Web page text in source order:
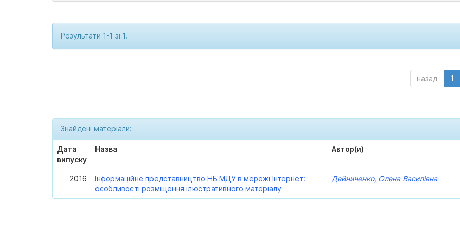
Результати 1-1 зі 1.
назад 1
Знайдені матеріали:
Дата
випуску
Назва Автор(и)
2016
Інформаційне представництво НБ МДУ в мережі Інтернет:
особливості розміщення ілюстративного матеріалу
Дейниченко, Олена Василівна